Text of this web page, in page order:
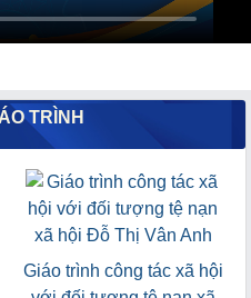
TRÌNH
Giáo trình công tác xã hội